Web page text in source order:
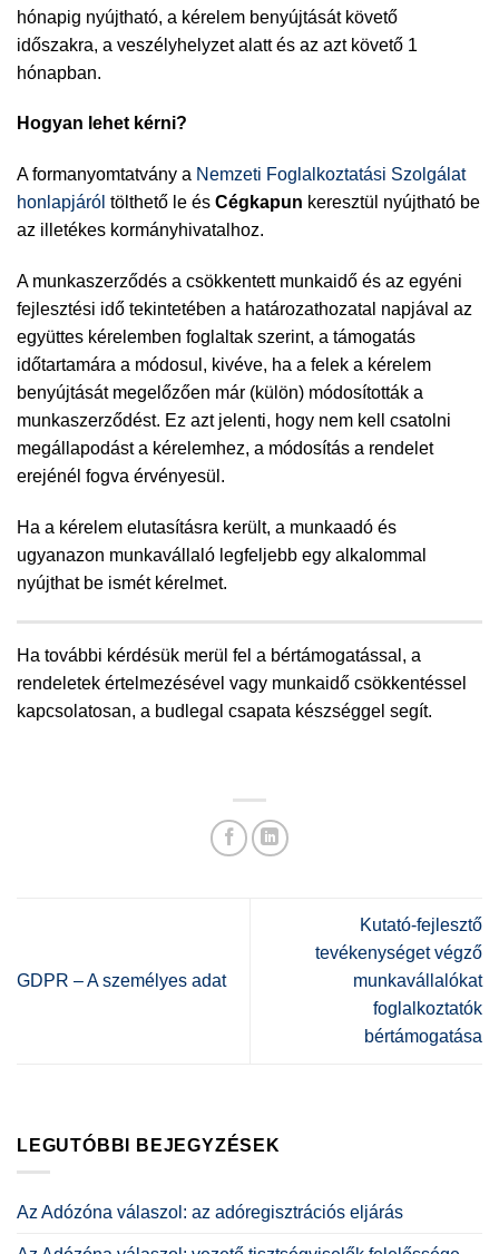
hónapig nyújtható, a kérelem benyújtását követő
időszakra, a veszélyhelyzet alatt és az azt követő 1
hónapban.
Hogyan lehet kérni?
A formanyomtatvány a Nemzeti Foglalkoztatási Szolgálat
honlapjáról tölthető le és Cégkapun keresztül nyújtható be
az illetékes kormányhivatalhoz.
A munkaszerződés a csökkentett munkaidő és az egyéni
fejlesztési idő tekintetében a határozathozatal napjával az
együttes kérelemben foglaltak szerint, a támogatás
időtartamára a módosul, kivéve, ha a felek a kérelem
benyújtását megelőzően már (külön) módosították a
munkaszerződést. Ez azt jelenti, hogy nem kell csatolni
megállapodást a kérelemhez, a módosítás a rendelet
erejénél fogva érvényesül.
Ha a kérelem elutasításra került, a munkaadó és
ugyanazon munkavállaló legfeljebb egy alkalommal
nyújthat be ismét kérelmet.
Ha további kérdésük merül fel a bértámogatással, a
rendeletek értelmezésével vagy munkaidő csökkentéssel
kapcsolatosan, a budlegal csapata készséggel segít.
GDPR – A személyes adat
Kutató-fejlesztő
tevékenységet végző
munkavállalókat
foglalkoztatók
bértámogatása
LEGUTÓBBI BEJEGYZÉSEK
Az Adózóna válaszol: az adóregisztrációs eljárás